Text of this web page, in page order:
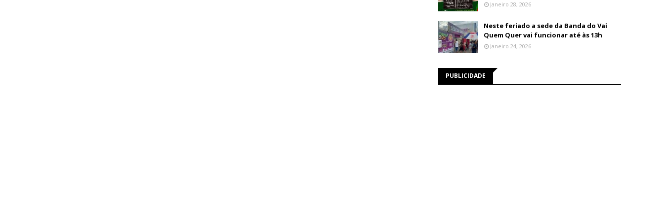
Janeiro 28, 2026
Neste feriado a sede da Banda do Vai
Quem Quer vai funcionar até às 13h
Janeiro 24, 2026
PUBLICIDADE